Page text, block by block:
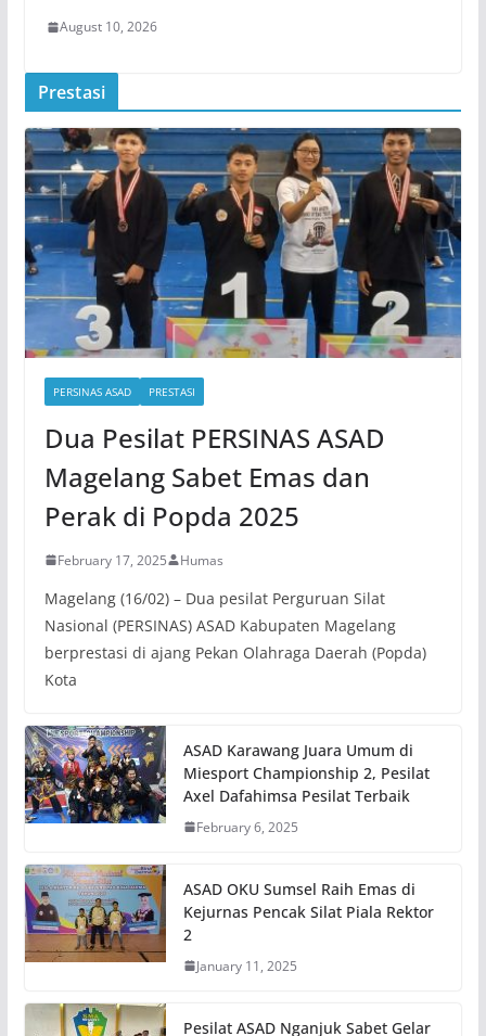
August 10, 2026
Prestasi
PERSINAS ASAD PRESTASI
Dua Pesilat PERSINAS ASAD
Magelang Sabet Emas dan
Perak di Popda 2025
February 17, 2025 Humas
Magelang (16/02) – Dua pesilat Perguruan Silat
Nasional (PERSINAS) ASAD Kabupaten Magelang
berprestasi di ajang Pekan Olahraga Daerah (Popda)
Kota
ASAD Karawang Juara Umum di
Miesport Championship 2, Pesilat
Axel Dafahimsa Pesilat Terbaik
February 6, 2025
ASAD OKU Sumsel Raih Emas di
Kejurnas Pencak Silat Piala Rektor
2
January 11, 2025
Pesilat ASAD Nganjuk Sabet Gelar